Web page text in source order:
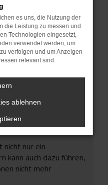
wie Werbeblocker,
Seiten
Seite in einem
einem privaten
vorübergehende
neuesten Stand
nur ein
kann auch dazu führen,
nicht mehr
es uns, die Nutzung der
die Leistung zu messen und
Technologien eingesetzt,
verwendet werden, um
verfolgen und um Anzeigen
relevant sind.
ablehnen